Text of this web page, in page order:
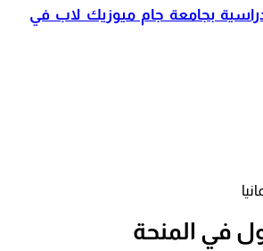
بجامعة جام ميوزيك لاب في
في المنحة